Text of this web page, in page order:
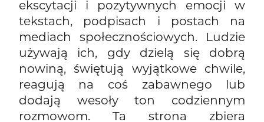
ekscytacji i pozytywnych emocji w
tekstach, podpisach i postach na
mediach społecznościowych. Ludzie
używają ich, gdy dzielą się dobrą
nowiną, świętują wyjątkowe chwile,
reagują na coś zabawnego lub
dodają wesoły ton codziennym
rozmowom. Ta strona zbiera